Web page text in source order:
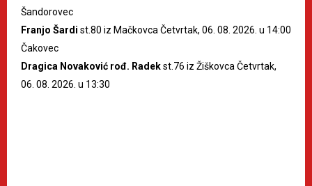
Šandorovec
Franjo Šardi st.80 iz Mačkovca Četvrtak, 06. 08. 2026. u 14:00
Čakovec
Dragica Novaković rođ. Radekst.76 iz Žiškovca Četvrtak,
06. 08. 2026. u 13:30